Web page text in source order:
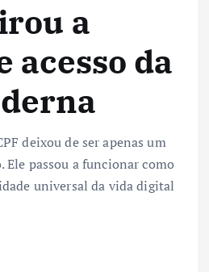
a
acesso da
deixou de ser apenas um
passou a funcionar como
universal da vida digital